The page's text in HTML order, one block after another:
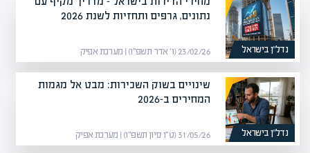
נדל”ן בישראל
נתונים, גרפים ותחזיות לשנת 2026
23/02/26 (ו׳ אדר תשפ״ו) | מערכת אפיק
נדל”ן בישראל
שינויים בשוק השכירות: מבט אל מגמות
המחירים ב-2026
31/05/26 (ט״ו סיון תשפ״ו) | מערכת אפיק